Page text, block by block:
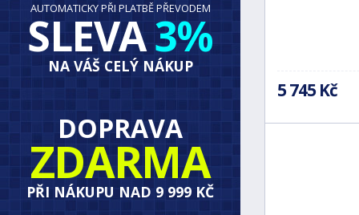
5 745 Kč
AUTOMATICKY PŘI PLATBĚ PŘEVODEM
SLEVA3%
NA VÁŠ CELÝ NÁKUP
DOPRAVA
ZDARMA
PŘI NÁKUPU NAD 9 999 KČ